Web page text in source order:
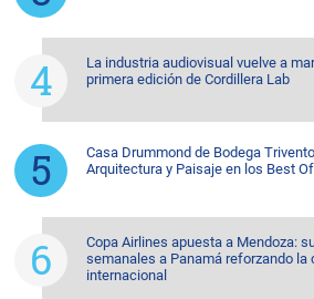
La industria audiovisual vuelve a
primera edición de Cordillera Lab
Casa Drummond de Bodega
Arquitectura y Paisaje en los Best
Copa Airlines apuesta a Mendoza:
semanales a Panamá reforzando la
internacional